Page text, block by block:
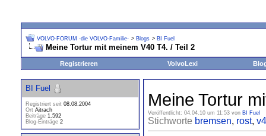
VOLVO-FORUM -die VOLVO-Familie- > Blogs > BI Fuel
Meine Tortur mit meinem V40 T4. / Teil 2
Registrieren VolvoLexi
Meine Tortur
Veröffentlicht: 04.04.10 um 11:53 von BI Fuel
Stichworte bremsen, rost,
BI Fuel
Registriert seit 08.08.2004
Ort Aitrach
Beiträge 1.592
Blog-Einträge 2